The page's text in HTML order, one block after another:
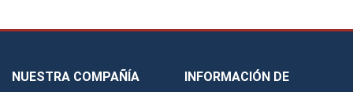
NUESTRA COMPAÑÍA
INFORMACIÓN DE